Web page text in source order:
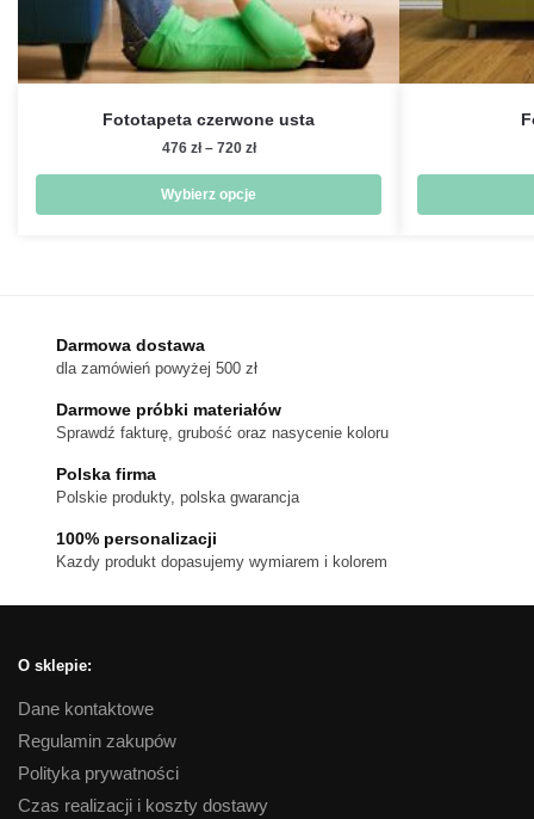
Fototapeta czerwone usta
476 zł – 720 złZakres
od
476 zł
Wybierz opcje
Opcje
można
wybrać
stronie
Darmowa dostawa
dla zamówień powyżej 500 zł
Darmowe próbki materiałów
Sprawdź fakturę, grubość oraz nasycenie koloru
Polska firma
Polskie produkty, polska gwarancja
100% personalizacji
Kazdy produkt dopasujemy wymiarem i kolorem
O sklepie:
Dane kontaktowe
Regulamin zakupów
Polityka prywatności
Czas realizacji i koszty dostawy